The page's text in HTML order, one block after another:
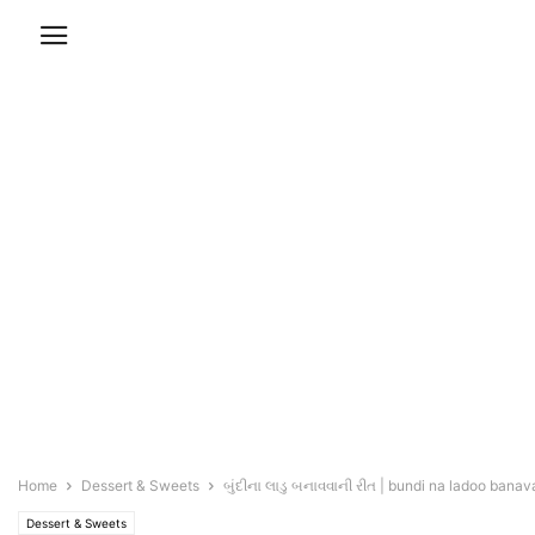
Home Dessert & Sweets બુંદીના લાડુ બનાવવાની રીત | bundi na ladoo
Dessert & Sweets